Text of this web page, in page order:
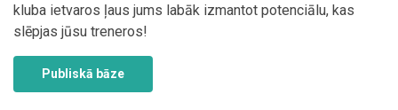
kluba ietvaros ļaus jums labāk izmantot potenciālu, kas
slēpjas jūsu treneros!
Publiskā bāze